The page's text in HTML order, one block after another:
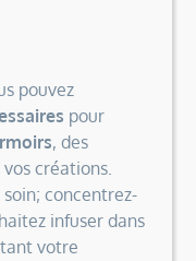
pouvez
pour
, des
créations.
concentrez-
infuser dans
votre